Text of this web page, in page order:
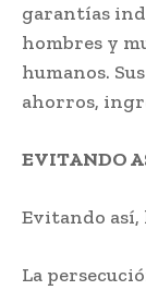
garantías
hombres y
humanos.
ahorros,
EVITANDO
Evitando así,
La